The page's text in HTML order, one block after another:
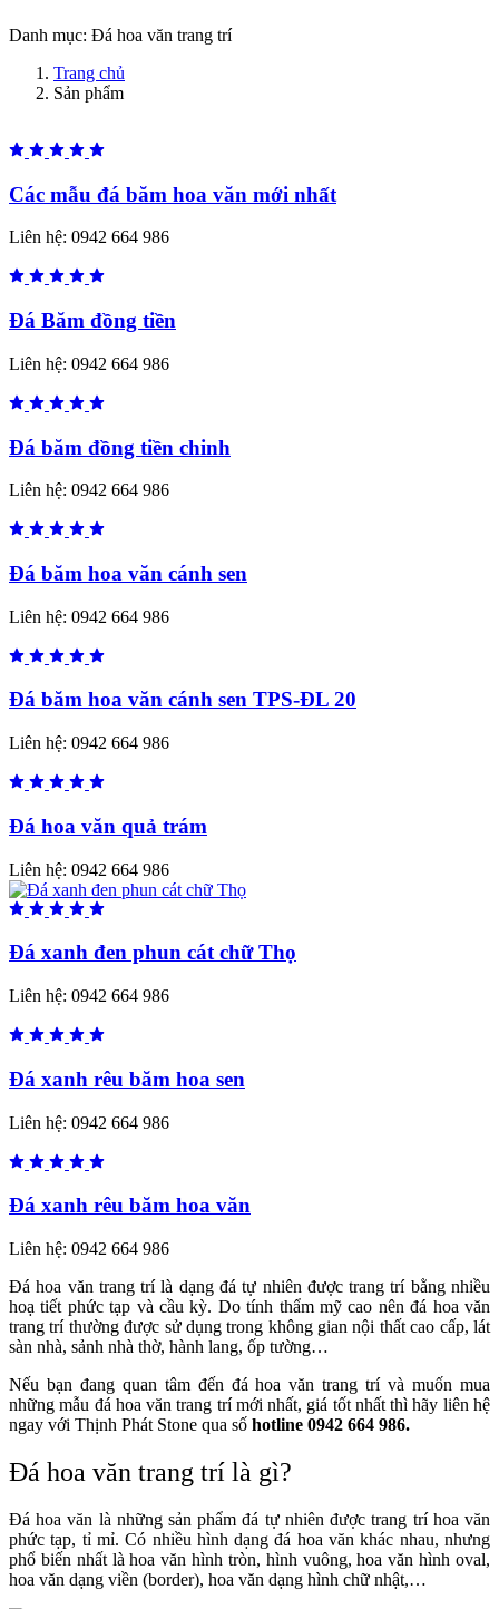
Danh mục: Đá hoa văn trang trí
Trang chủ
Sản phẩm
Các mẫu đá băm hoa văn mới nhất
Liên hệ: 0942 664 986
Đá Băm đồng tiền
Liên hệ: 0942 664 986
Đá băm đồng tiền chinh
Liên hệ: 0942 664 986
Đá băm hoa văn cánh sen
Liên hệ: 0942 664 986
Đá băm hoa văn cánh sen TPS-ĐL 20
Liên hệ: 0942 664 986
Đá hoa văn quả trám
Liên hệ: 0942 664 986
Đá xanh đen phun cát chữ Thọ
Liên hệ: 0942 664 986
Đá xanh rêu băm hoa sen
Liên hệ: 0942 664 986
Đá xanh rêu băm hoa văn
Liên hệ: 0942 664 986
Đá hoa văn trang trí là dạng đá tự nhiên được trang trí bằng nhiều
hoạ tiết phức tạp và cầu kỳ. Do tính thẩm mỹ cao nên đá hoa văn
trang trí thường được sử dụng trong không gian nội thất cao cấp, lát
sàn nhà, sảnh nhà thờ, hành lang, ốp tường…
Nếu bạn đang quan tâm đến đá hoa văn trang trí và muốn mua
những mẫu đá hoa văn trang trí mới nhất, giá tốt nhất thì hãy liên hệ
ngay với Thịnh Phát Stone qua số hotline 0942 664 986.
Đá hoa văn trang trí là gì?
Đá hoa văn là những sản phẩm đá tự nhiên được trang trí hoa văn
phức tạp, tỉ mỉ.Có nhiều hình dạng đá hoa văn khác nhau, nhưng
phổ biến nhất là hoa văn hình tròn, hình vuông, hoa văn hình oval,
hoa văn dạng viền (border), hoa văn dạng hình chữ nhật,…